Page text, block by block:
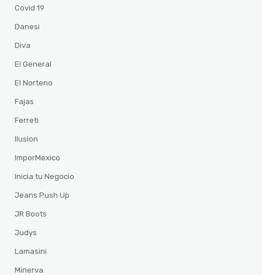
Covid 19
Danesi
Diva
El General
El Norteno
Fajas
Ferreti
Ilusion
ImporMexico
Inicia tu Negocio
Jeans Push Up
JR Boots
Judys
Lamasini
Minerva